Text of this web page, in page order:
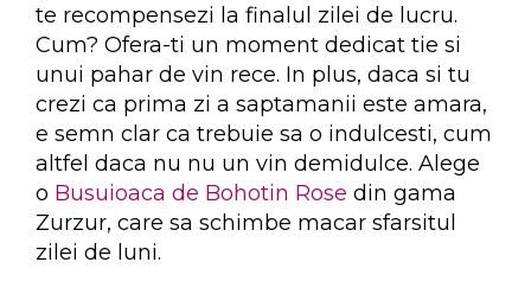
te recompensezi la finalul zilei de lucru.
Cum? Ofera-ti un moment dedicat tie si
unui pahar de vin rece. In plus, daca si tu
crezi ca prima zi a saptamanii este amara,
e semn clar ca trebuie sa o indulcesti, cum
altfel daca nu nu un vin demidulce. Alege
o Busuioaca de Bohotin Rose din gama
Zurzur, care sa schimbe macar sfarsitul
zilei de luni.